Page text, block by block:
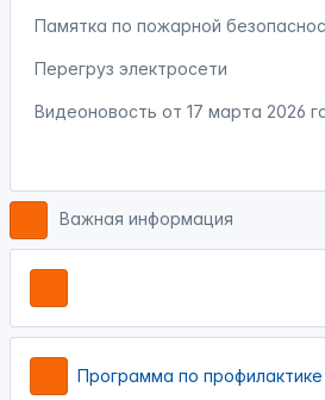
Памятка по пожарной
Перегруз электросети
Видеоновость от 17 марта 2026
Важная информация
Программа по профилактике